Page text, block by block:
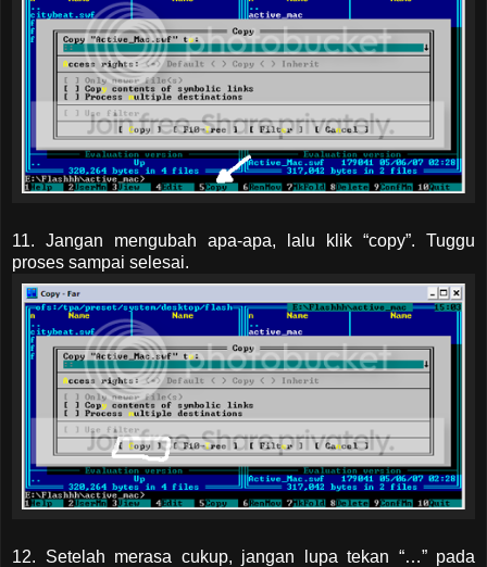
11. Jangan mengubah apa-apa, lalu klik “copy”. Tuggu
proses sampai selesai.
12. Setelah merasa cukup, jangan lupa tekan “…” pada